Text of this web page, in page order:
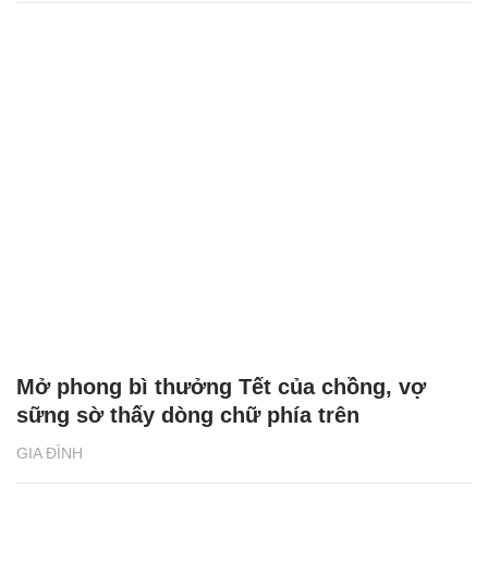
GIA ĐÌNH
Mở phong bì thưởng Tết của chồng, vợ
sững sờ thấy dòng chữ phía trên